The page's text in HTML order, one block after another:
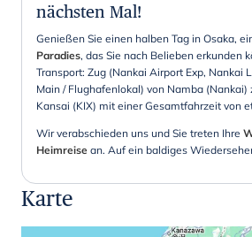
nächsten Mal!
Genießen Sie einen halben Tag in Osaka,
Paradies, das Sie nach Belieben erkunden
Transport: Zug (Nankai Airport Exp, Nankai
Main / Flughafenlokal) von Namba (Nankai)
Kansai (KIX) mit einer Gesamtfahrzeit von
Wir verabschieden uns und Sie treten Ihre
Heimreise an. Auf ein baldiges
Karte